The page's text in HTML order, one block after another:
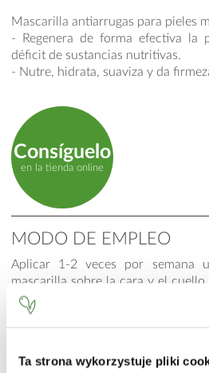
Ta strona wykorzystuje pliki
Mascarilla antiarrugas para pieles
- Regenera de forma efectiva la
déficit de sustancias nutritivas.
- Nutre, hidrata, suaviza y da
Consíguelo
en la tienda online
MODO DE EMPLEO
Aplicar 1-2 veces por semana
mascarilla sobre la cara y el
los ojos y la boca. Pasados 10-15
tibia o retirar con un algodón.